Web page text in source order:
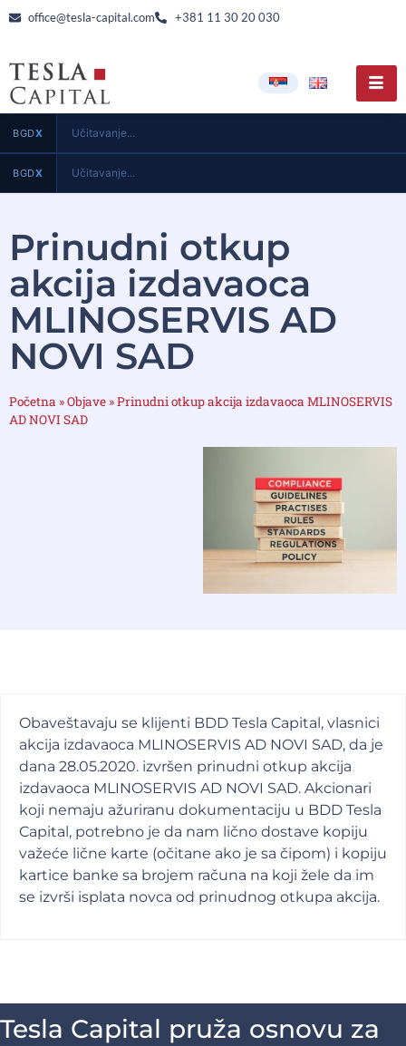
office@tesla-capital.com +381 11 30 20 030
BGDX Učitavanje...
BGDX Učitavanje...
Prinudni otkup
akcija izdavaoca
MLINOSERVIS AD
NOVI SAD
Početna »Objave »Prinudni otkup akcija izdavaoca MLINOSERVIS
AD NOVI SAD
Obaveštavaju se klijenti BDD Tesla Capital, vlasnici
akcija izdavaoca MLINOSERVIS AD NOVI SAD, da je
dana 28.05.2020. izvršen prinudni otkup akcija
izdavaoca MLINOSERVIS AD NOVI SAD. Akcionari
koji nemaju ažuriranu dokumentaciju u BDD Tesla
Capital, potrebno je da nam lično dostave kopiju
važeće lične karte (očitane ako je sa čipom) i kopiju
kartice banke sa brojem računa na koji žele da im
se izvrši isplata novca od prinudnog otkupa akcija.
Tesla Capital pruža osnovu za